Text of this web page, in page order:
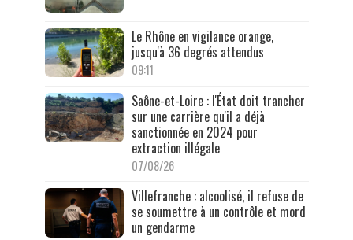
Le Rhône en vigilance orange,
jusqu'à 36 degrés attendus
09:11
Saône-et-Loire : l'État doit trancher
sur une carrière qu'il a déjà
sanctionnée en 2024 pour
extraction illégale
07/08/26
Villefranche : alcoolisé, il refuse de
se soumettre à un contrôle et mord
un gendarme